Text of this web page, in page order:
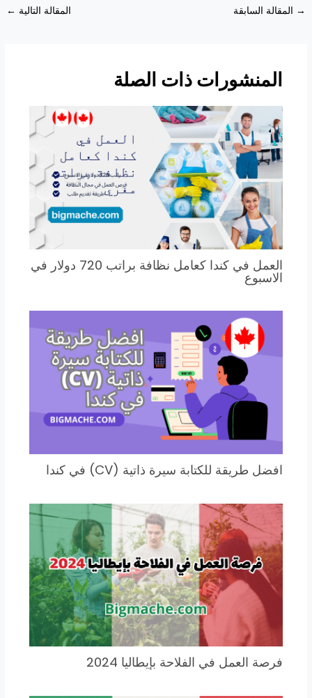
Post
→ المقالة السابقة المقالة التالية ←
المنشورات ذات الصلة
العمل في كندا كعامل نظافة براتب 720 دولار في
الاسبوع
افضل طريقة للكتابة سيرة ذاتية (CV) في كندا
فرصة العمل في الفلاحة بإيطاليا 2024